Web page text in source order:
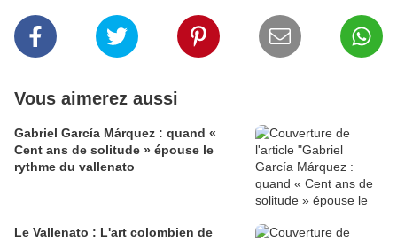
Vous aimerez aussi
Gabriel García Márquez : quand «
Cent ans de solitude » épouse le
rythme du vallenato
Le Vallenato : L'art colombien de